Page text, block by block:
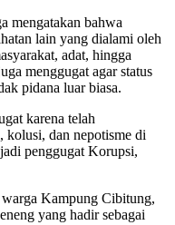
mengatakan bahwa
lain yang dialami oleh
adat, hingga
menggugat agar status
pidana luar biasa.
karena telah
dan nepotisme di
penggugat Korupsi,
Kampung Cibitung,
yang hadir sebagai